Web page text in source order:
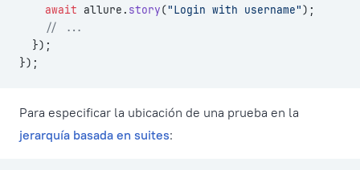
    await
allure. story("Login with username");
    // ...
  });
});
Para especificar la ubicación de una prueba en la
jerarquía basada en suites: